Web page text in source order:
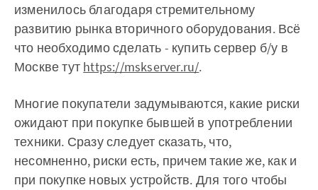
изменилось благодаря стремительному
развитию рынка вторичного оборудования. Всё
что необходимо сделать - купить сервер б/у в
Москве тут https://mskserver.ru/.
Многие покупатели задумываются, какие риски
ожидают при покупке бывшей в употреблении
техники. Сразу следует сказать, что,
несомненно, риски есть, причем такие же, как и
при покупке новых устройств. Для того чтобы